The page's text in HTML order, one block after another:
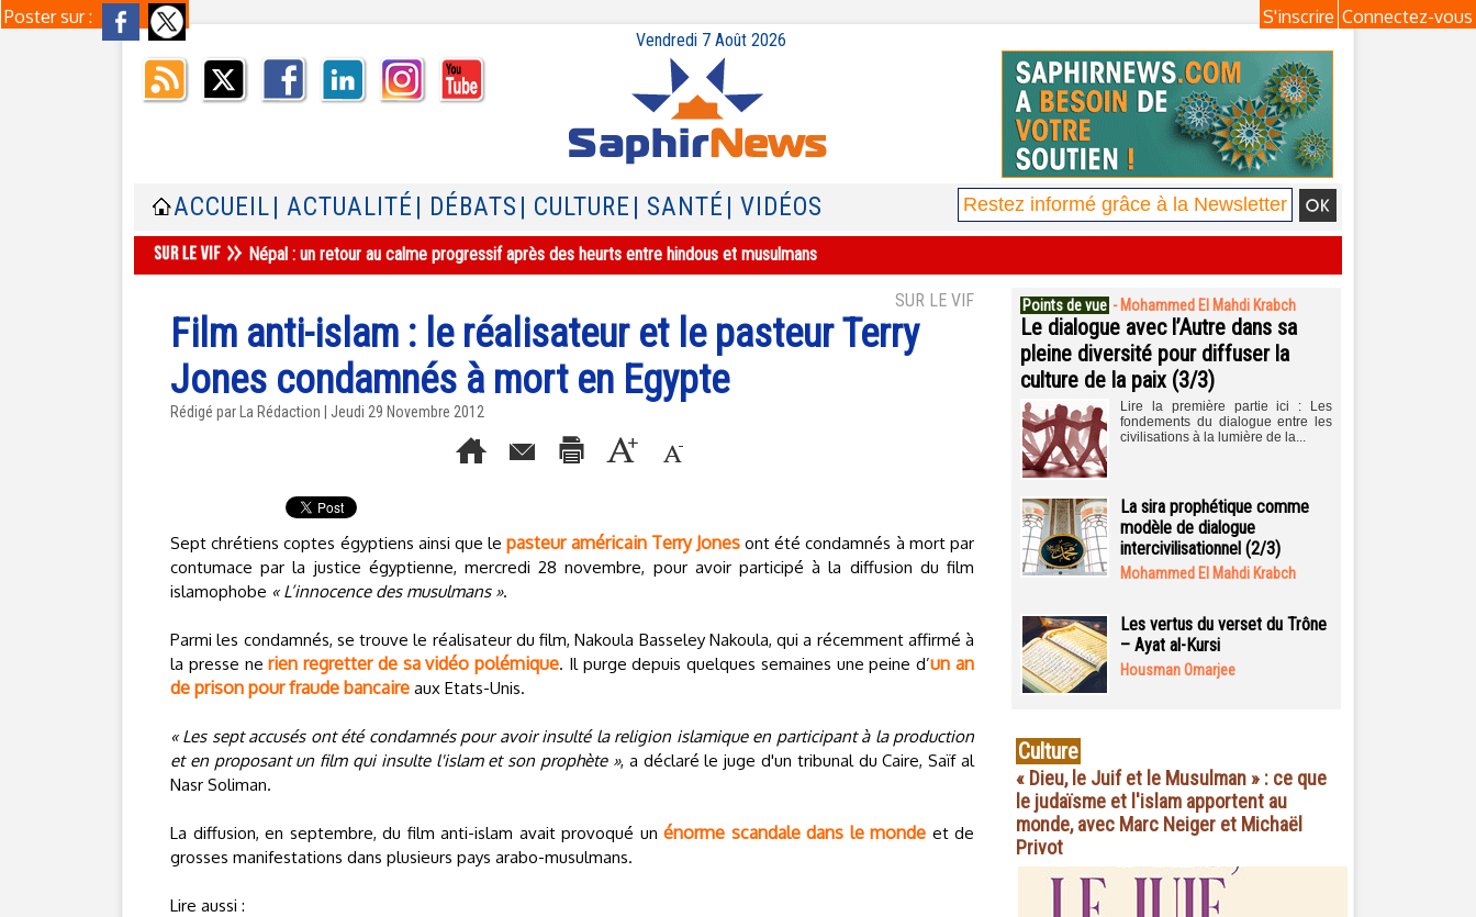
Poster sur : Connectez-vous
S'inscrire
Vendredi 7 Août 2026
ACCUEIL | ACTUALITÉ | DÉBATS | CULTURE | SANTÉ | VIDÉOS
Népal : un retour au calme progressif après des heurts entre hindous et musulmans
SUR LE VIF
Film anti-islam : le réalisateur et le pasteur Terry
Jones condamnés à mort en Egypte
Rédigé par La Rédaction | Jeudi 29 Novembre 2012
Sept chrétiens coptes égyptiens ainsi que lepasteur américain Terry Jonesont été condamnés à mort par
contumace par la justice égyptienne, mercredi 28 novembre, pour avoir participé à la diffusion du film
islamophobe « L’innocence des musulmans ».
Parmi les condamnés, se trouve le réalisateur du film, Nakoula Basseley Nakoula, qui a récemment affirmé à
la presse nerien regretter de sa vidéo polémique. Il purge depuis quelques semaines une peine d’un an
de prison pour fraude bancaire aux Etats-Unis.
« Les sept accusés ont été condamnés pour avoir insulté la religion islamique en participant à la production
et en proposant un film qui insulte l'islam et son prophète », a déclaré le juge d'un tribunal du Caire, Saïf al
Nasr Soliman.
La diffusion, en septembre, du film anti-islam avait provoqué un énorme scandale dans le monde et de
grosses manifestations dans plusieurs pays arabo-musulmans.
Lire aussi :
Points de vue - Mohammed El Mahdi Krabch
Le dialogue avec l’Autre dans sa
pleine diversité pour diffuser la
culture de la paix (3/3)
Lire la première partie ici : Les
fondements du dialogue entre les
civilisations à la lumière de la...
La sira prophétique comme
modèle de dialogue
intercivilisationnel (2/3)
Mohammed El Mahdi Krabch
Les vertus du verset du Trône
– Ayat al-Kursi
Housman Omarjee
Culture
« Dieu, le Juif et le Musulman » : ce que
le judaïsme et l'islam apportent au
monde, avec Marc Neiger et Michaël
Privot